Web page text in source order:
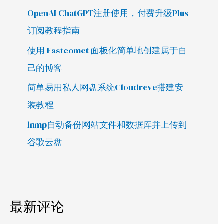
OpenAI ChatGPT注册使用，付费升级Plus
订阅教程指南
使用 Fastcomet 面板化简单地创建属于自
己的博客
简单易用私人网盘系统Cloudreve搭建安
装教程
lnmp自动备份网站文件和数据库并上传到
谷歌云盘
最新评论